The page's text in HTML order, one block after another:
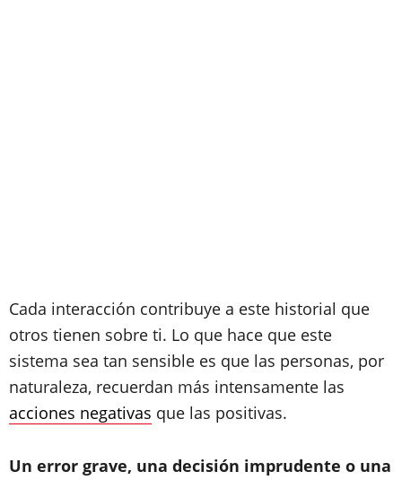
Cada interacción contribuye a este historial que
otros tienen sobre ti. Lo que hace que este
sistema sea tan sensible es que las personas, por
naturaleza, recuerdan más intensamente las
acciones negativas que las positivas.
Un error grave, una decisión imprudente o una